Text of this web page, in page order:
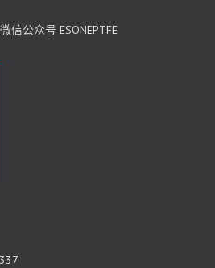
信公众号 ESONEPTFE